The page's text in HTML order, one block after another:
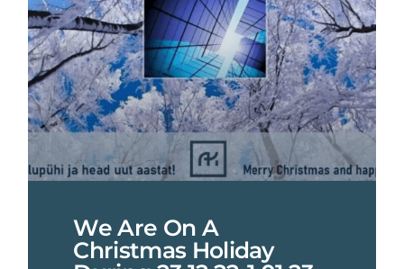
We Are On A
Christmas Holiday